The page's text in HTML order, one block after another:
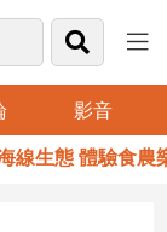
影音
生態 體驗食農樂